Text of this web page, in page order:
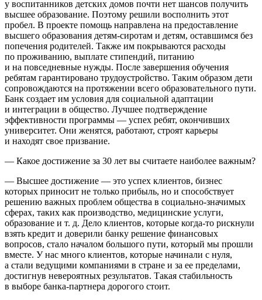
у воспитанников детских домов почти нет шансов получить
высшее образование. Поэтому решили восполнить этот
пробел. В проекте помощь направлена на предоставление
высшего образования детям-сиротам и детям, оставшимся без
попечения родителей. Также им покрываются расходы
по проживанию, выплате стипендий, питанию
и на повседневные нужды. После завершения обучения
ребятам гарантировано трудоустройство. Таким образом дети
сопровождаются на протяжении всего образовательного пути.
Банк создает им условия для социальной адаптации
и интеграции в общество. Лучшее подтверждение
эффективности программы — успех ребят, окончивших
университет. Они женятся, работают, строят карьеры
и находят свое призвание.
— Какое достижение за 30 лет вы считаете наиболее важным?
— Высшее достижение — это успех клиентов, бизнес
которых приносит не только прибыль, но и способствует
решению важных проблем общества в социально-значимых
сферах, таких как производство, медицинские услуги,
образование и т. д. Дело клиентов, которые когда-то рискнули
взять кредит и доверили банку решение финансовых
вопросов, стало началом большого пути, который мы прошли
вместе. У нас много клиентов, которые начинали с нуля,
а стали ведущими компаниями в стране и за ее пределами,
достигнув невероятных результатов. Такая стабильность
в выборе банка-партнера дорогого стоит.